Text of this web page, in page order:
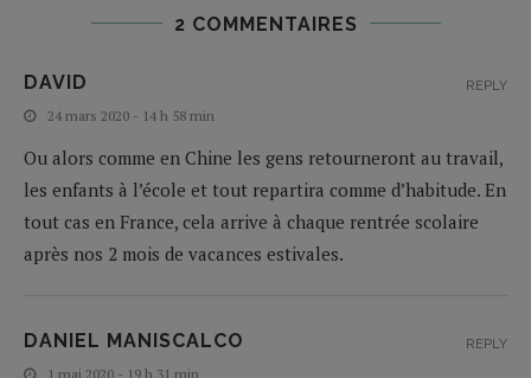
2 COMMENTAIRES
DAVID
24 mars 2020 - 14 h 58 min
Ou alors comme en Chine les gens retourneront au travail,
les enfants à l’école et tout repartira comme d’habitude. En
tout cas en France, cela arrive à chaque rentrée scolaire
après nos 2 mois de vacances estivales.
REPLY
DANIEL MANISCALCO
1 mai 2020 - 19 h 31 min
REPLY